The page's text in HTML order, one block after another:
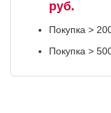
руб.
Покупка >
Покупка >